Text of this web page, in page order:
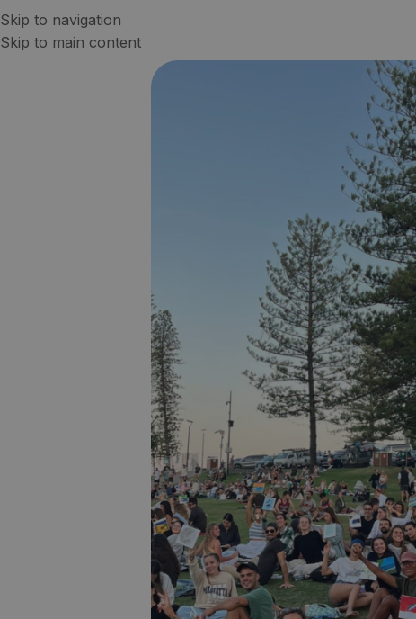
Skip to navigation
Skip to main content